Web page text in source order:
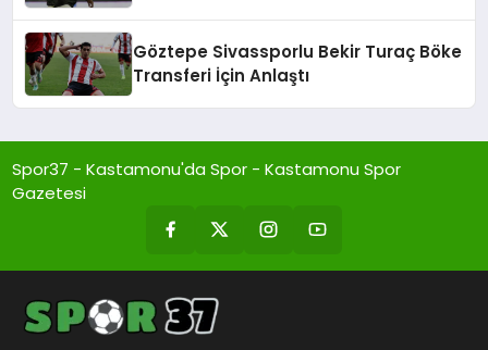
Göztepe Sivassporlu Bekir Turaç Böke
Transferi İçin Anlaştı
Spor37 - Kastamonu'da Spor - Kastamonu Spor
Gazetesi